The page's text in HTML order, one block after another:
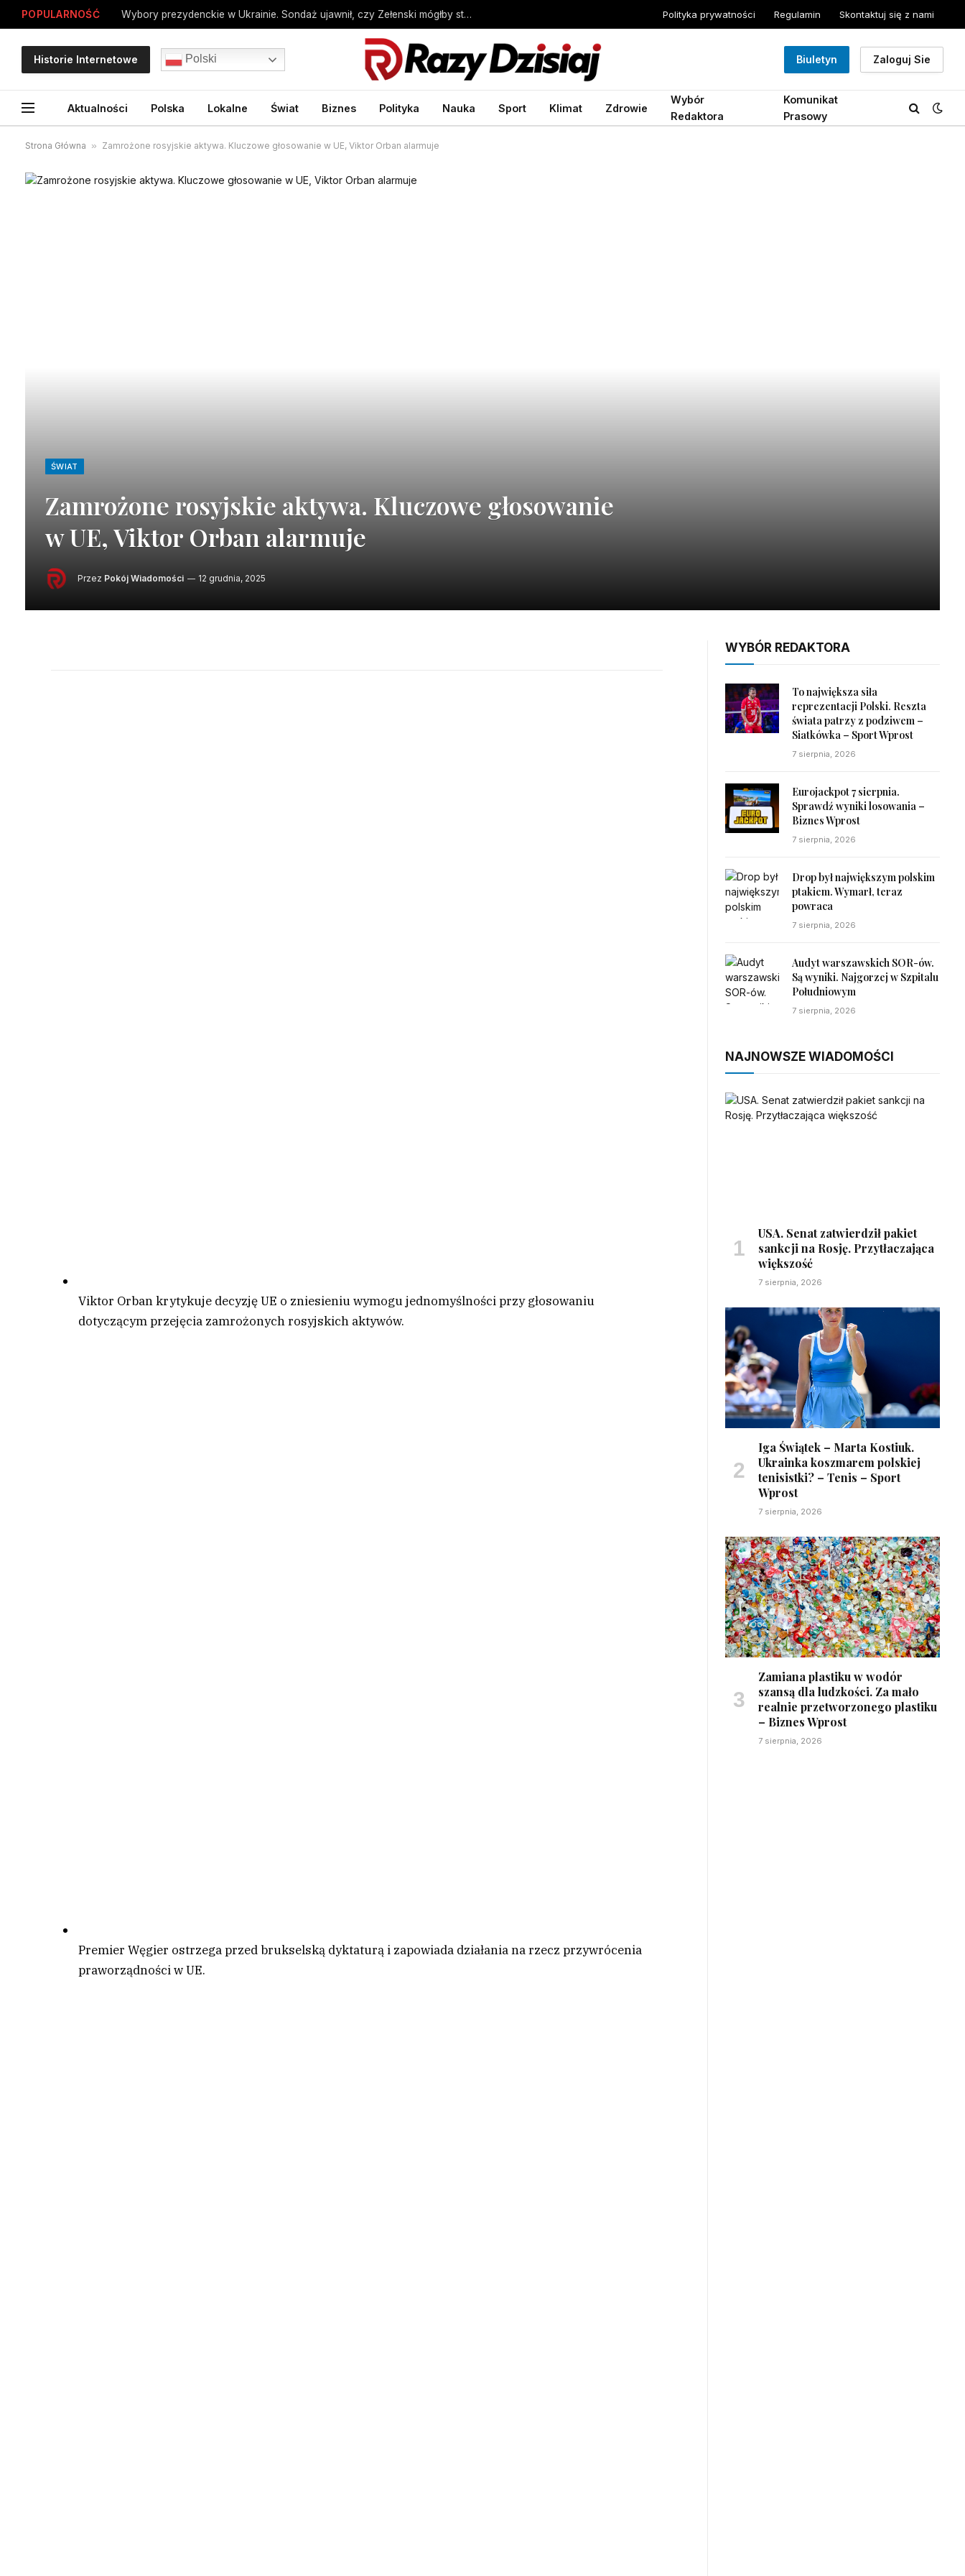
POPULARNOŚĆ Wybory prezydenckie w Ukrainie. Sondaż ujawnił, czy Zełenski mógłby stracić władzę – Wprost Polityka prywatności Regulamin Skontaktuj się z nami
Historie Internetowe Polski Biuletyn Zaloguj Sie
Aktualności Polska Lokalne Świat Biznes Polityka Nauka Sport Klimat Zdrowie
Wybór
Redaktora
Komunikat
Prasowy
Strona Główna » Zamrożone rosyjskie aktywa. Kluczowe głosowanie w UE, Viktor Orban alarmuje
ŚWIAT
Zamrożone rosyjskie aktywa. Kluczowe głosowanie
w UE, Viktor Orban alarmuje
Przez Pokój Wiadomości 12 grudnia, 2025
Viktor Orban krytykuje decyzję UE o zniesieniu wymogu jednomyślności przy głosowaniu
dotyczącym przejęcia zamrożonych rosyjskich aktywów.
Premier Węgier ostrzega przed brukselską dyktaturą i zapowiada działania na rzecz przywrócenia
praworządności w UE.
WYBÓR REDAKTORA
To największa siła
reprezentacji Polski. Reszta
świata patrzy z podziwem –
Siatkówka – Sport Wprost
7 sierpnia, 2026
Eurojackpot 7 sierpnia.
Sprawdź wyniki losowania –
Biznes Wprost
7 sierpnia, 2026
Drop był największym polskim
ptakiem. Wymarł, teraz
powraca
7 sierpnia, 2026
Audyt warszawskich SOR-ów.
Są wyniki. Najgorzej w Szpitalu
Południowym
7 sierpnia, 2026
NAJNOWSZE WIADOMOŚCI
USA. Senat zatwierdził pakiet
sankcji na Rosję. Przytłaczająca
większość
7 sierpnia, 2026
Iga Świątek – Marta Kostiuk.
Ukrainka koszmarem polskiej
tenisistki? – Tenis – Sport
Wprost
7 sierpnia, 2026
Zamiana plastiku w wodór
szansą dla ludzkości. Za mało
realnie przetworzonego plastiku
– Biznes Wprost
7 sierpnia, 2026